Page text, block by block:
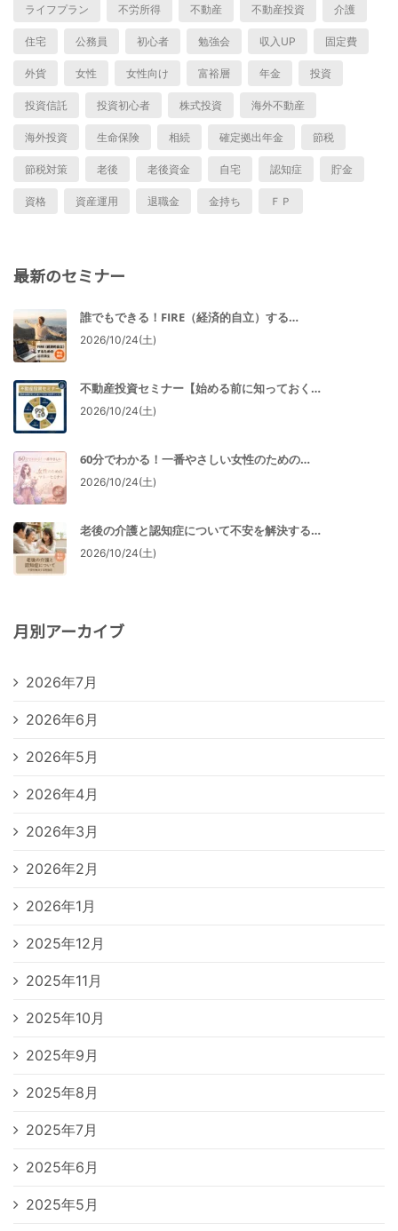
ライフプラン 不労所得 不動産 不動産投資 介護
住宅 公務員 初心者 勉強会 収入UP 固定費
外貨 女性 女性向け 富裕層 年金 投資
投資信託 投資初心者 株式投資 海外不動産
海外投資 生命保険 相続 確定拠出年金 節税
節税対策 老後 老後資金 自宅 認知症 貯金
資格 資産運用 退職金 金持ち ＦＰ
最新のセミナー
誰でもできる！FIRE（経済的自立）する…
2026/10/24(土)
不動産投資セミナー【始める前に知っておく…
2026/10/24(土)
60分でわかる！一番やさしい女性のための…
2026/10/24(土)
老後の介護と認知症について不安を解決する…
2026/10/24(土)
月別アーカイブ
2026年7月
2026年6月
2026年5月
2026年4月
2026年3月
2026年2月
2026年1月
2025年12月
2025年11月
2025年10月
2025年9月
2025年8月
2025年7月
2025年6月
2025年5月